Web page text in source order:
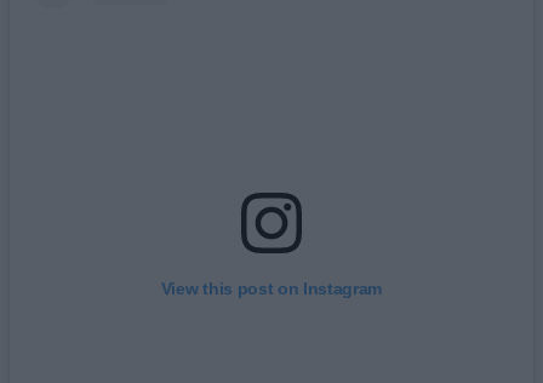
View this post on Instagram